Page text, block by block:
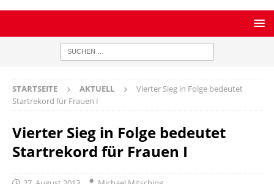
STARTSEITE AKTUELL
Vierter Sieg in Folge bedeutet
Startrekord für Frauen I
Vierter Sieg in Folge bedeutet
Startrekord für Frauen I